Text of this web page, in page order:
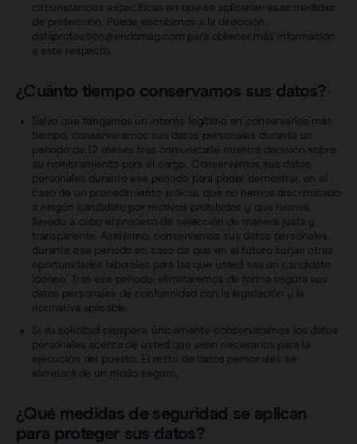
circunstancias específicas en que se aplicarían esas medidas
de protección. Puede escribirnos a la dirección
dataprotection@endomag.com para obtener más información
a este respecto.
¿Cuánto tiempo conservamos sus datos?
Salvo que tengamos un interés legítimo en conservarlos más
tiempo, conservaremos sus datos personales durante un
periodo de 12 meses tras comunicarle nuestra decisión sobre
su nombramiento para el cargo. Conservamos sus datos
personales durante ese periodo para poder demostrar, en el
caso de un procedimiento judicial, que no hemos discriminado
a ningún candidato por motivos prohibidos y que hemos
llevado a cabo el proceso de selección de manera justa y
transparente. Asimismo, conservamos sus datos personales
durante ese periodo en caso de que en el futuro surjan otras
oportunidades laborales para las que usted sea un candidato
idóneo. Tras ese periodo, eliminaremos de forma segura sus
datos personales de conformidad con la legislación y la
normativa aplicable.
Si su solicitud prospera, únicamente conservaremos los datos
personales acerca de usted que sean necesarios para la
ejecución del puesto. El resto de datos personales se
eliminará de un modo seguro.
¿Qué medidas de seguridad se aplican
para proteger sus datos?